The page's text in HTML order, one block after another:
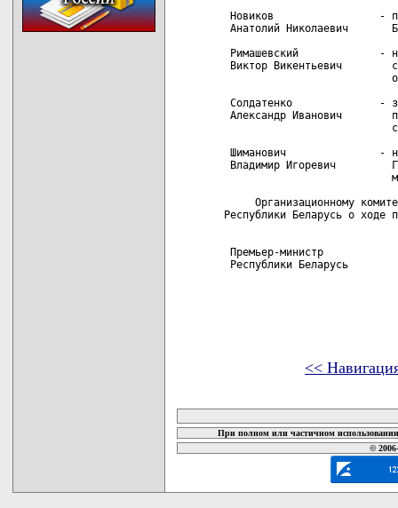
Новиков                 -
Анатолий Николаевич
Римашевский             -
Виктор Викентьевич
Солдатенко              -
Александр Иванович        по
Шиманович               -
Владимир Игоревич
Организационному
Республики Беларусь о ходе
Премьер-министр
Республики
<<
При полном или частичном
©